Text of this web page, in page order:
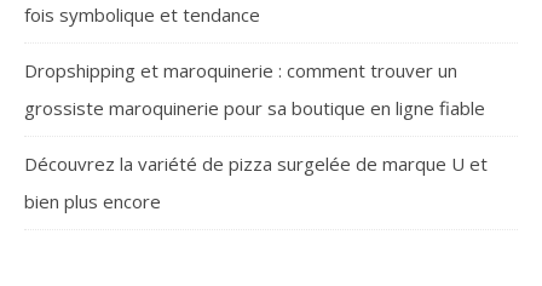
fois symbolique et tendance
Dropshipping et maroquinerie : comment trouver un
grossiste maroquinerie pour sa boutique en ligne fiable
Découvrez la variété de pizza surgelée de marque U et
bien plus encore